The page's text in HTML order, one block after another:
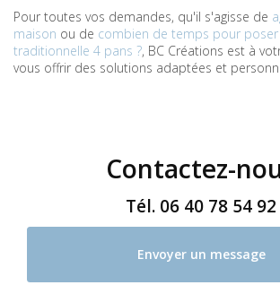
Pour toutes vos demandes, qu'il s'agisse de
maison ou de combien de temps pour
traditionnelle 4 pans ?, BC Créations est à
vous offrir des solutions adaptées et
Contactez-
Tél. 06 40 78 54 92
Envoyer un message